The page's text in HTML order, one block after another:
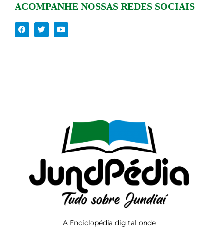
ACOMPANHE NOSSAS REDES SOCIAIS
A Enciclopédia digital onde